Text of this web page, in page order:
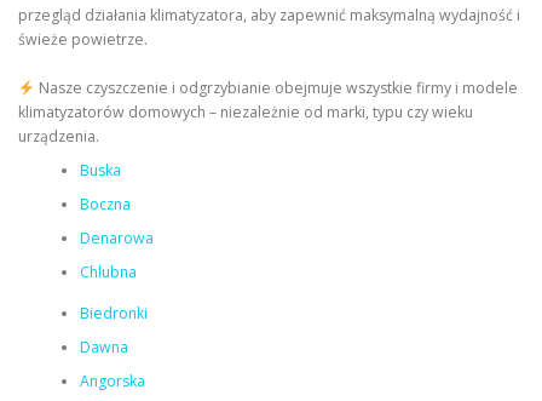
przegląd działania klimatyzatora, aby zapewnić maksymalną wydajność i
świeże powietrze.
Nasze czyszczenie i odgrzybianie obejmuje wszystkie firmy i modele
klimatyzatorów domowych – niezależnie od marki, typu czy wieku
urządzenia.
Buska
Boczna
Denarowa
Chlubna
Biedronki
Dawna
Angorska